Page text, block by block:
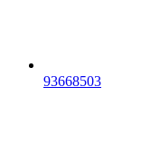
93668503